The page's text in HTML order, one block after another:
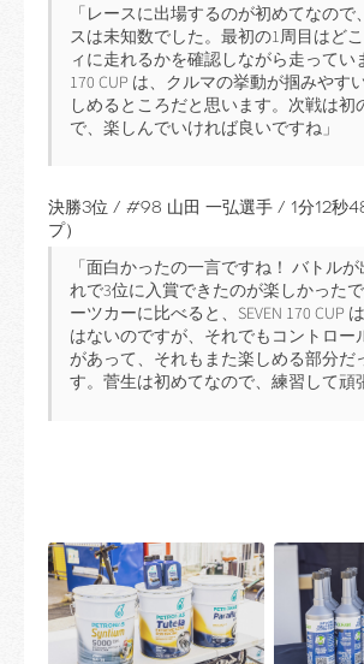
「レースに出場するのが初めてなので
スは未知数でした。最初の1周目はど
ィに走れるかを確認しながら走ってい
170 CUP は、クルマの挙動が掴みやす
しめるところだと思います。次戦は初
で、楽しんでいければ良いですね」
決勝3位 / #98 山田 一弘選手 / 1分12秒
プ）
「面白かったの一言ですね！ バトル
れで3位に入賞できたのが楽しかった
ーツカーに比べると、SEVEN 170 CUP
はないのですが、それでもコントロー
があって、それもまた楽しめる部分だ
す。菅生は初めてなので、練習して頑